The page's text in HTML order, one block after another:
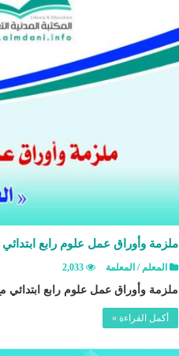
ملزمة وأوراق عمل علوم رابع
المعلم / المعلمة 2,033
ملزمة وأوراق عمل علوم رابع ابتدائي
أكمل القراءة »